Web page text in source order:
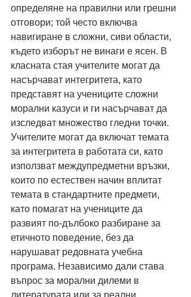
определяне на правилни или грешни
отговори; той често включва
навигиране в сложни, сиви области,
където изборът не винаги е ясен. В
класната стая учителите могат да
насърчават интегритета, като
представят на учениците сложни
морални казуси и ги насърчават да
изследват множество гледни точки.
Учителите могат да включат темата
за интегритета в работата си, като
използват междупредметни връзки,
които по естествен начин вплитат
темата в стандартните предмети,
като помагат на учениците да
развият по-дълбоко разбиране за
етичното поведение, без да
нарушават редовната учебна
програма. Независимо дали става
въпрос за морални дилеми в